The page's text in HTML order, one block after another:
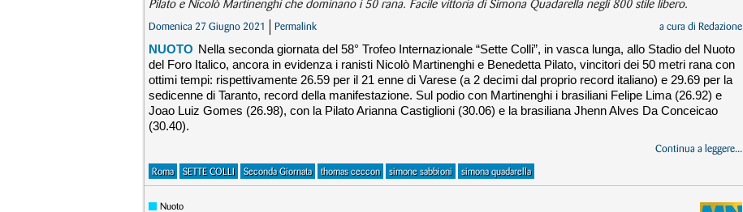
Pilato e Nicolò Martinenghi che dominano i 50 rana. Facile vittoria di Simona Quadarella negli 800 stile libero.
Domenica 27 Giugno 2021 Permalink a cura di Redazione
NUOTO Nella seconda giornata del 58° Trofeo Internazionale “Sette Colli”, in vasca lunga, allo Stadio del Nuoto
del Foro Italico, ancora in evidenza i ranisti Nicolò Martinenghi e Benedetta Pilato, vincitori dei 50 metri rana con
ottimi tempi: rispettivamente 26.59 per il 21 enne di Varese (a 2 decimi dal proprio record italiano) e 29.69 per la
sedicenne di Taranto, record della manifestazione. Sul podio con Martinenghi i brasiliani Felipe Lima (26.92) e
Joao Luiz Gomes (26.98), con la Pilato Arianna Castiglioni (30.06) e la brasiliana Jhenn Alves Da Conceicao
(30.40).
Continua a leggere...
Roma SETTE COLLI Seconda Giornata thomas ceccon simone sabbioni simona quadarella
Nuoto